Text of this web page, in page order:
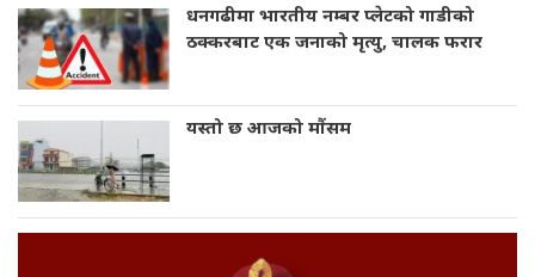
धनगढीमा भारतीय नम्बर प्लेटको गाडीको
ठक्करबाट एक जनाको मृत्यु, चालक फरार
यस्तो छ आजको मौंसम